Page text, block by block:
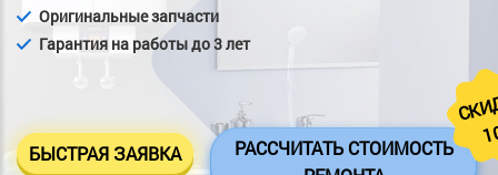
Оригинальные запчасти
Гарантия на работы до 3 лет
БЫСТРАЯ ЗАЯВКА
РАССЧИТАТЬ СТОИМОСТЬ